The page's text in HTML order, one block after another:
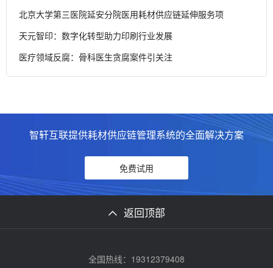
北京大学第三医院延安分院医用耗材供应链延伸服务项
天元智印：数字化转型助力印刷行业发展
医疗领域反腐：骨科医生贪腐案件引关注
智轩互联提供耗材供应链管理系统的全面解决方案
免费试用
返回顶部
全国热线：19312379408